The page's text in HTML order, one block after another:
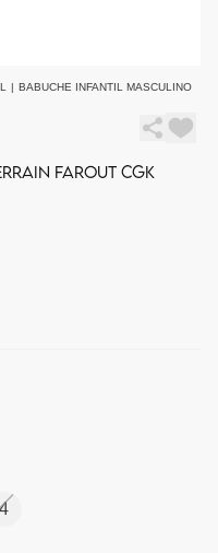
| BABUCHE INFANTIL MASCULINO
FAROUT CGK